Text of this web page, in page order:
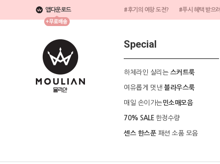
앱다운로드 #후기의 여왕 도전? #푸시 혜택 받으
Special
하체라인 살리는 스커트룩
여유롭게 멋낸 블라우스룩
매일 손이가는민소매모음
70% SALE 한정수량
센스 한스푼패션 소품 모음